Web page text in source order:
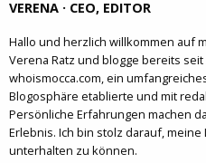
VERENA · CEO, EDITOR
Hallo und herzlich willkommen auf
Verena Ratz und blogge bereits seit
whoismocca.com, ein
Blogosphäre etablierte und mit
Persönliche Erfahrungen machen
Erlebnis. Ich bin stolz darauf,
unterhalten zu können.